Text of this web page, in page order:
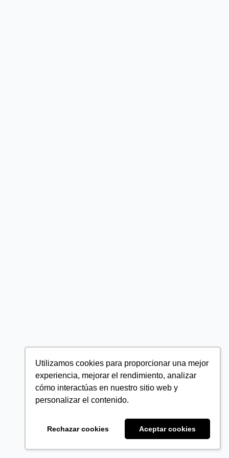
Utilizamos cookies para proporcionar una mejor
experiencia, mejorar el rendimiento, analizar
cómo interactúas en nuestro sitio web y
personalizar el contenido.
Rechazar cookies Aceptar cookies